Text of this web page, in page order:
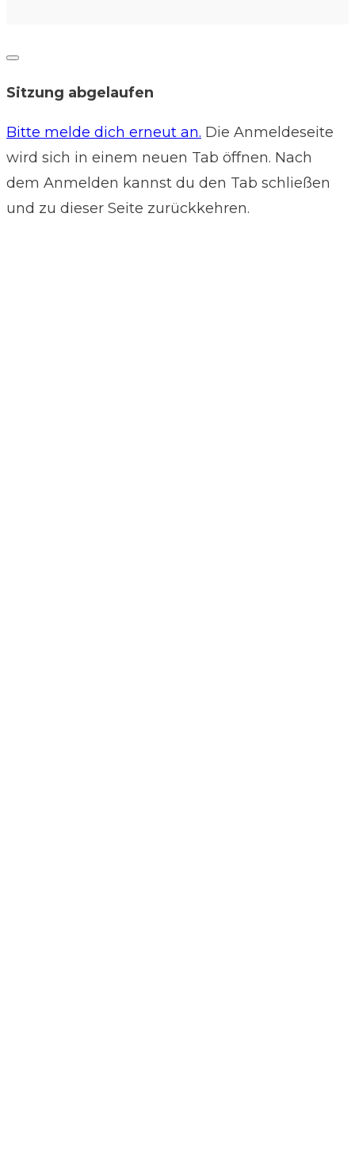
Dialog
Sitzung abgelaufen
Bitte melde dich erneut an. Die Anmeldeseite
wird sich in einem neuen Tab öffnen. Nach
dem Anmelden kannst du den Tab schließen
und zu dieser Seite zurückkehren.